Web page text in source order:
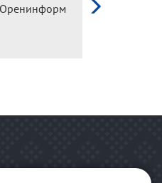
Оренинформ